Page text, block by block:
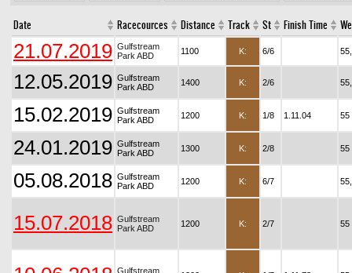
Date Racecources Distance Track St Finish Time
21.07.2019 Gulfstream
Park ABD
1100 K: 6/6
12.05.2019 Gulfstream
Park ABD
1400 K: 2/6
15.02.2019 Gulfstream
Park ABD
1200 K: 1/8 1.11.04 55
24.01.2019 Gulfstream
Park ABD
1300 K: 2/8 55
05.08.2018 Gulfstream
Park ABD
1200 K: 6/7
15.07.2018 Gulfstream
Park ABD
1200 K: 2/7 55
Gulfstream